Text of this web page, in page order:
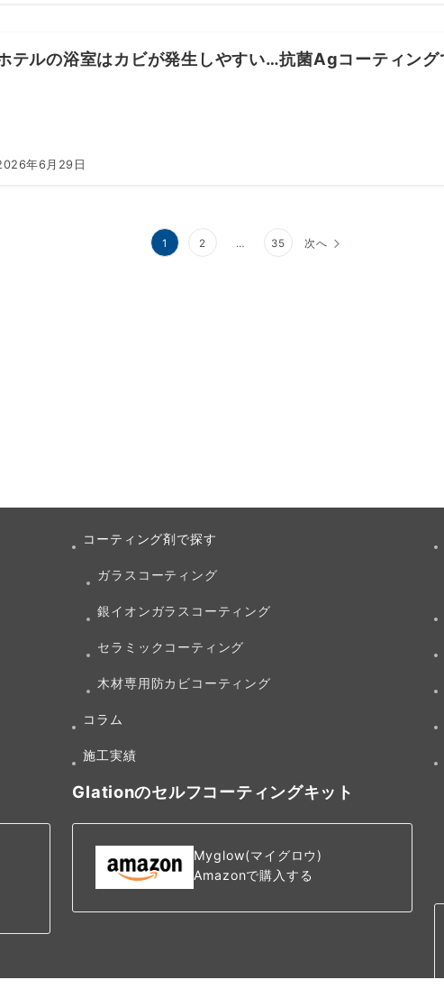
テルの浴室はカビが発生しやすい…抗菌Agコーティング
年6月29日
1 2 … 35 次へ
コーティング剤で探す
ガラスコーティング
銀イオンガラスコーティング
セラミックコーティング
木材専用防カビコーティング
コラム
施工実績
Glationのセルフコーティングキット
Myglow(マイグロウ)
Amazonで購入する